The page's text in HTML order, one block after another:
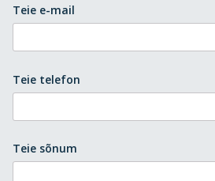
Teie e-mail
Teie telefon
Teie sõnum